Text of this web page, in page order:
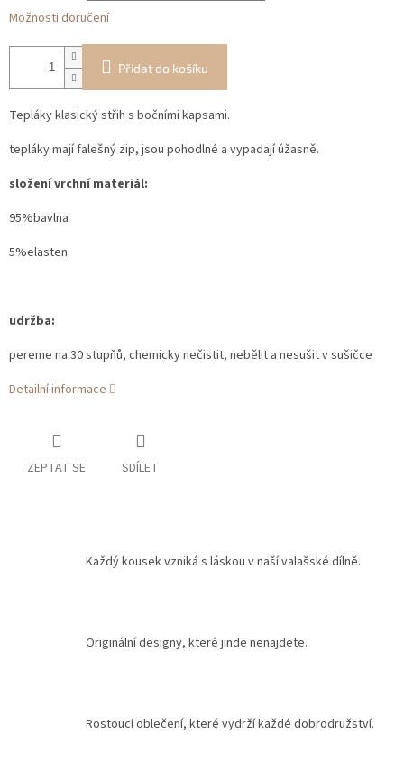
Možnosti doručení
Přidat do košíku
Tepláky klasický střih s bočními kapsami.
tepláky mají falešný zip, jsou pohodlné a vypadají úžasně.
složení vrchní materiál:
95%bavlna
5%elasten
udržba:
pereme na 30 stupňů, chemicky nečistit, nebělit a nesušit v sušičce
Detailní informace
ZEPTAT SE SDÍLET
Každý kousek vzniká s láskou v naší valašské dílně.
Originální designy, které jinde nenajdete.
Rostoucí oblečení, které vydrží každé dobrodružství.